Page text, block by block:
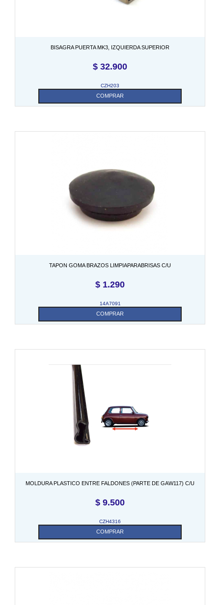
BISAGRA PUERTA MK3, IZQUIERDA SUPERIOR
$ 32.900
CZH203
COMPRAR
TAPON GOMA BRAZOS LIMPIAPARABRISAS C/U
$ 1.290
14A7091
COMPRAR
MOLDURA PLASTICO ENTRE FALDONES (PARTE DE GAW117) C/U
$ 9.500
CZH4316
COMPRAR